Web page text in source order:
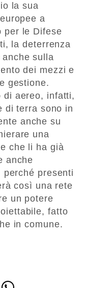
la sua
a
per le Difese
la deterrenza
sulla
dei mezzi e
gestione.
di aereo, infatti,
di terra sono in
anche su
una
che li ha già
anche
presenti
così una rete
un potere
fatto
in comune.